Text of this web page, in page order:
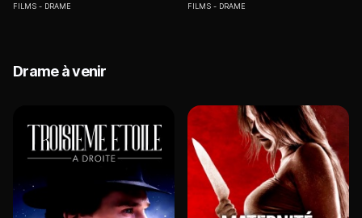
FILMS DRAME FILMS DRAME
Drame à venir